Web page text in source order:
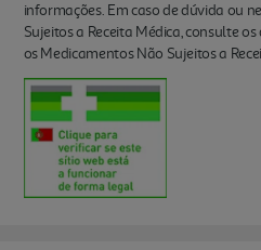
informações. Em caso de dúvida ou
Sujeitos a Receita Médica, consulte
os Medicamentos Não Sujeitos a